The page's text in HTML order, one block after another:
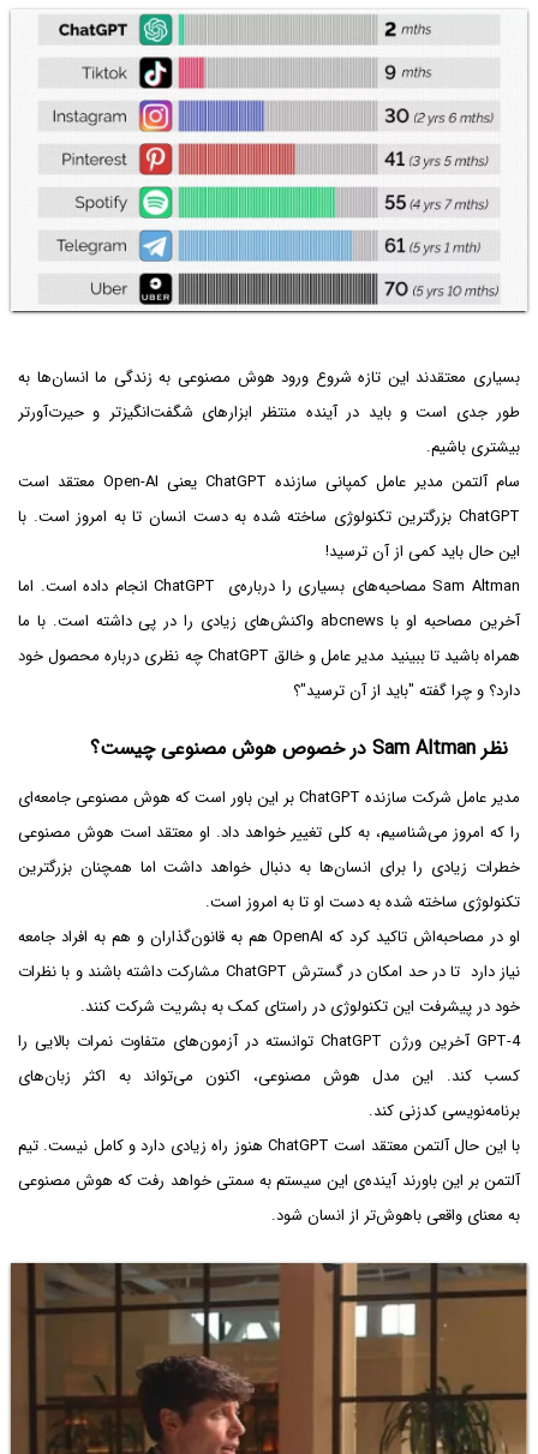
بسیاری معتقدند این تازه شروع ورود هوش مصنوعی به زندگی ما انسان‌ها به
طور جدی است و باید در آینده منتظر ابزارهای شگفت‌انگیزتر و حیرت‌آورتر
بیشتری باشیم.
سام آلتمن مدیر عامل کمپانی سازنده ChatGPT یعنی Open-AI معتقد است
ChatGPT بزرگترین تکنولوژی ساخته شده به دست انسان تا به امروز است. با
این حال باید کمی از آن ترسید!
Sam Altman مصاحبه‌های بسیاری را درباره‌ی ChatGPT انجام داده است. اما
آخرین مصاحبه او با abcnews واکنش‌های زیادی را در پی داشته است. با ما
همراه باشید تا ببینید مدیر عامل و خالق ChatGPT چه نظری درباره محصول خود
دارد؟ و چرا گفته "باید از آن ترسید"؟
نظر Sam Altman در خصوص هوش مصنوعی چیست؟
مدیر عامل شرکت سازنده ChatGPT بر این باور است که هوش مصنوعی جامعه‌ای
را که امروز می‌شناسیم، به کلی تغییر خواهد داد. او معتقد است هوش مصنوعی
خطرات زیادی را برای انسان‌ها به دنبال خواهد داشت اما همچنان بزرگترین
تکنولوژی ساخته شده به دست او تا به امروز است.
او در مصاحبه‌اش تاکید کرد که OpenAI هم به قانون‌گذاران و هم به افراد جامعه
نیاز دارد تا در حد امکان در گسترش ChatGPT مشارکت داشته باشند و با نظرات
خود در پیشرفت این تکنولوژی در راستای کمک به بشریت شرکت کنند.
GPT-4 آخرین ورژن ChatGPT توانسته در آزمون‌های متفاوت نمرات بالایی را
کسب کند. این مدل هوش مصنوعی، اکنون می‌تواند به اکثر زبان‌های
برنامه‌نویسی کدزنی کند.
با این حال آلتمن معتقد است ChatGPT هنوز راه زیادی دارد و کامل نیست. تیم
آلتمن بر این باورند آینده‌ی این سیستم به سمتی خواهد رفت که هوش مصنوعی
به معنای واقعی باهوش‌تر از انسان شود.